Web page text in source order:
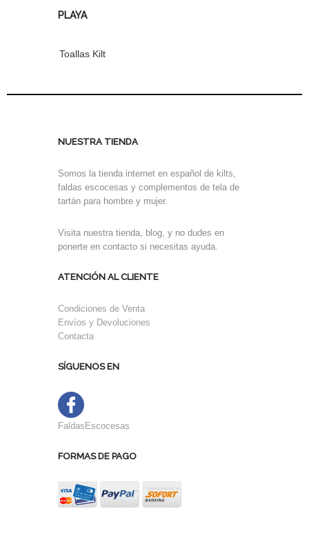
PLAYA
Toallas Kilt
NUESTRA TIENDA
Somos la tienda internet en español de kilts,
faldas escocesas y complementos de tela de
tartán para hombre y mujer.
Visita nuestra tienda, blog, y no dudes en
ponerte en contacto si necesitas ayuda.
ATENCIÓN AL CLIENTE
Condiciones de Venta
Envíos y Devoluciones
Contacta
SÍGUENOS EN
FaldasEscocesas
FORMAS DE PAGO